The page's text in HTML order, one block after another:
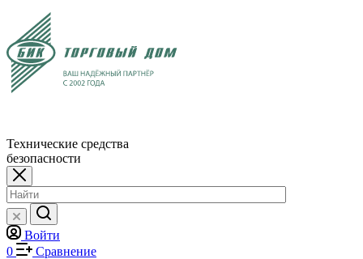
Технические средства
безопасности
Войти
0
Сравнение